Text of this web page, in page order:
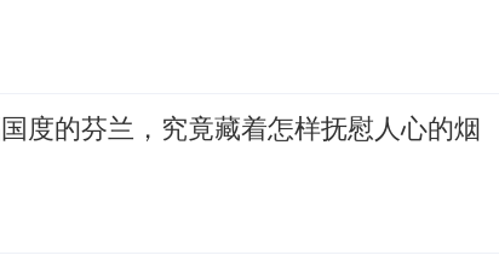
度的芬兰，究竟藏着怎样抚慰人心的烟